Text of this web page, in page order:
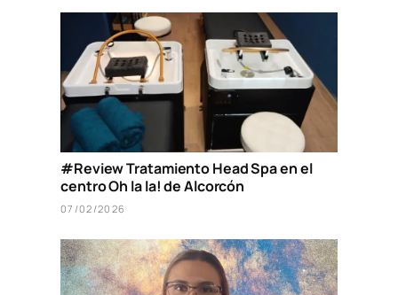
#Review Tratamiento Head Spa en el
centro Oh la la! de Alcorcón
07/02/2026